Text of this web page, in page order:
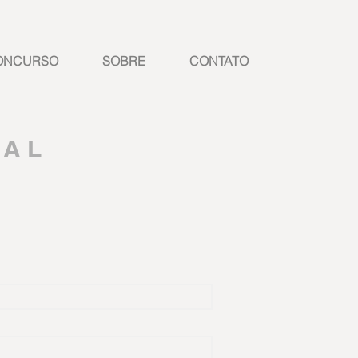
SOBRE CONTATO
L